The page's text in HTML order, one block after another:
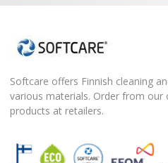
Softcare offers Finnish cleaning
various materials. Order from our
products at retailers.